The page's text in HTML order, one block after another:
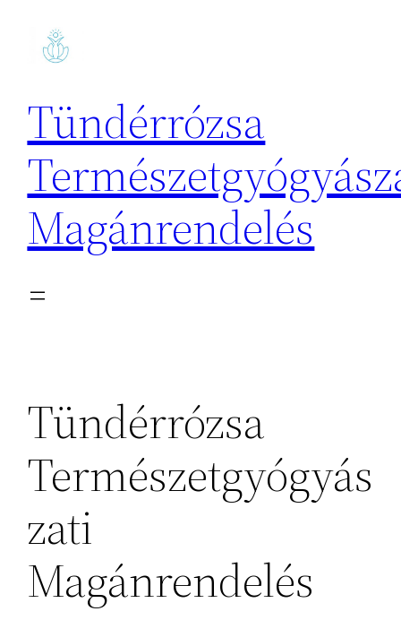
tartalomhoz
Tündérrózsa
Magánrendelés
Tündérrózsa
Természetgyógyás
zati
Magánrendelés